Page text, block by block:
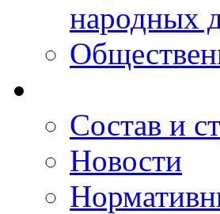
народных
Состав и
Новости